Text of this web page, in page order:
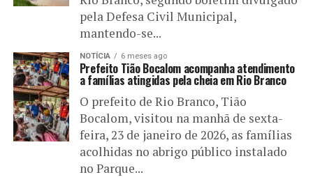
pela Defesa Civil Municipal,
mantendo-se...
NOTÍCIA 6 meses ago
Prefeito Tião Bocalom acompanha atendimento
a famílias atingidas pela cheia em Rio Branco
O prefeito de Rio Branco, Tião
Bocalom, visitou na manhã de sexta-
feira, 23 de janeiro de 2026, as famílias
acolhidas no abrigo público instalado
no Parque...